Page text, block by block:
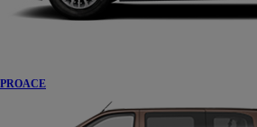
PROACE